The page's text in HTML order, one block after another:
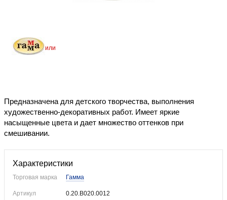
Уже купили
Предназначена для детского творчества, выполнения
художественно-декоративных работ. Имеет яркие
насыщенные цвета и дает множество оттенков при
смешивании.
Характеристики
Торговая марка Гамма
Артикул 0.20.В020.0012